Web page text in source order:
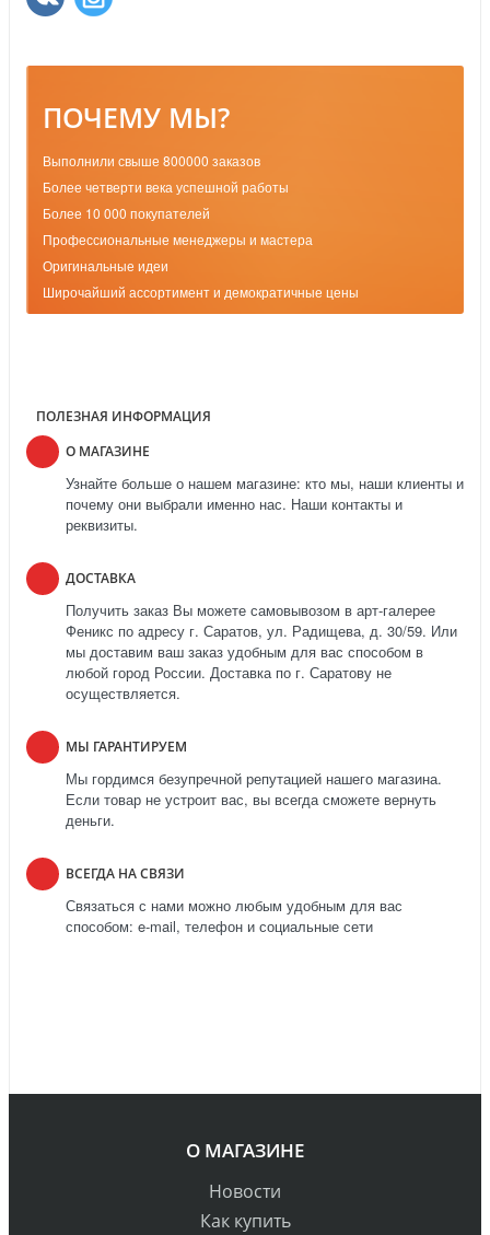
ПОЧЕМУ МЫ?
Выполнили свыше 800000 заказов
Более четверти века успешной работы
Более 10 000 покупателей
Профессиональные менеджеры и мастера
Оригинальные идеи
Широчайший ассортимент и демократичные цены
ПОЛЕЗНАЯ ИНФОРМАЦИЯ
О МАГАЗИНЕ
Узнайте больше о нашем магазине: кто мы, наши клиенты и
почему они выбрали именно нас. Наши контакты и
реквизиты.
ДОСТАВКА
Получить заказ Вы можете самовывозом в арт-галерее
Феникс по адресу г. Саратов, ул. Радищева, д. 30/59. Или
мы доставим ваш заказ удобным для вас способом в
любой город России. Доставка по г. Саратову не
осуществляется.
МЫ ГАРАНТИРУЕМ
Мы гордимся безупречной репутацией нашего магазина.
Если товар не устроит вас, вы всегда сможете вернуть
деньги.
ВСЕГДА НА СВЯЗИ
Связаться с нами можно любым удобным для вас
способом: e-mail, телефон и социальные сети
О МАГАЗИНЕ
Новости
Как купить